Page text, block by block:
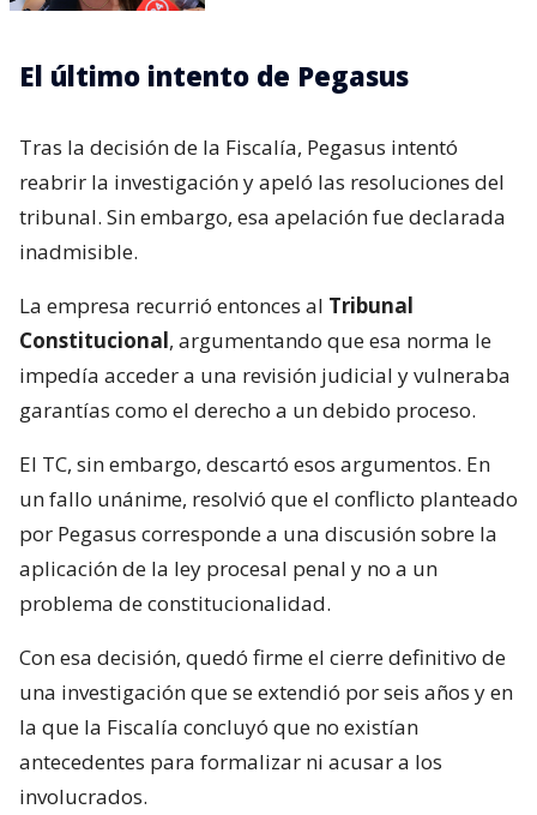
El último intento de Pegasus
Tras la decisión de la Fiscalía, Pegasus intentó
reabrir la investigación y apeló las resoluciones del
tribunal. Sin embargo, esa apelación fue declarada
inadmisible.
La empresa recurrió entonces al Tribunal
Constitucional, argumentando que esa norma le
impedía acceder a una revisión judicial y vulneraba
garantías como el derecho a un debido proceso.
El TC, sin embargo, descartó esos argumentos. En
un fallo unánime, resolvió que el conflicto planteado
por Pegasus corresponde a una discusión sobre la
aplicación de la ley procesal penal y no a un
problema de constitucionalidad.
Con esa decisión, quedó firme el cierre definitivo de
una investigación que se extendió por seis años y en
la que la Fiscalía concluyó que no existían
antecedentes para formalizar ni acusar a los
involucrados.